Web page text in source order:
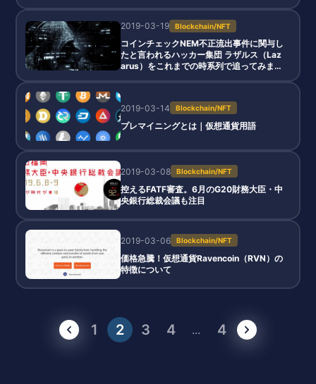
2019-03-19 Blockchain/NFT
コインチェックNEM不正流出事件に関与し
たと言われるハッカー集団 ラザルス（Laz
arus）をこれまでの時系列で追ってみまし
2019-03-14 Blockchain/NFT
プレマイニングとは｜仮想通貨用語
2019-03-08 Blockchain/NFT
控えるFATF審査。6月のG20財務大臣・中
央銀行総裁会議も注目
2019-03-06 Blockchain/NFT
価格急騰！仮想通貨Ravencoin（RVN）の
特徴について
1 2 3 4 ... 4